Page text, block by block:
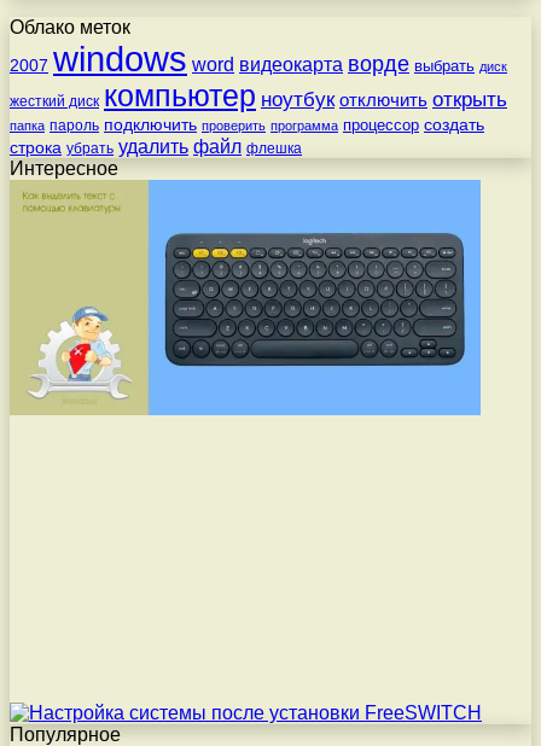
Облако меток
2007 windows word видеокарта ворде выбрать диск
жесткий диск компьютер ноутбук отключить открыть
папка пароль подключить проверить программа процессор создать
строка убрать удалить файл флешка
Интересное
Популярное